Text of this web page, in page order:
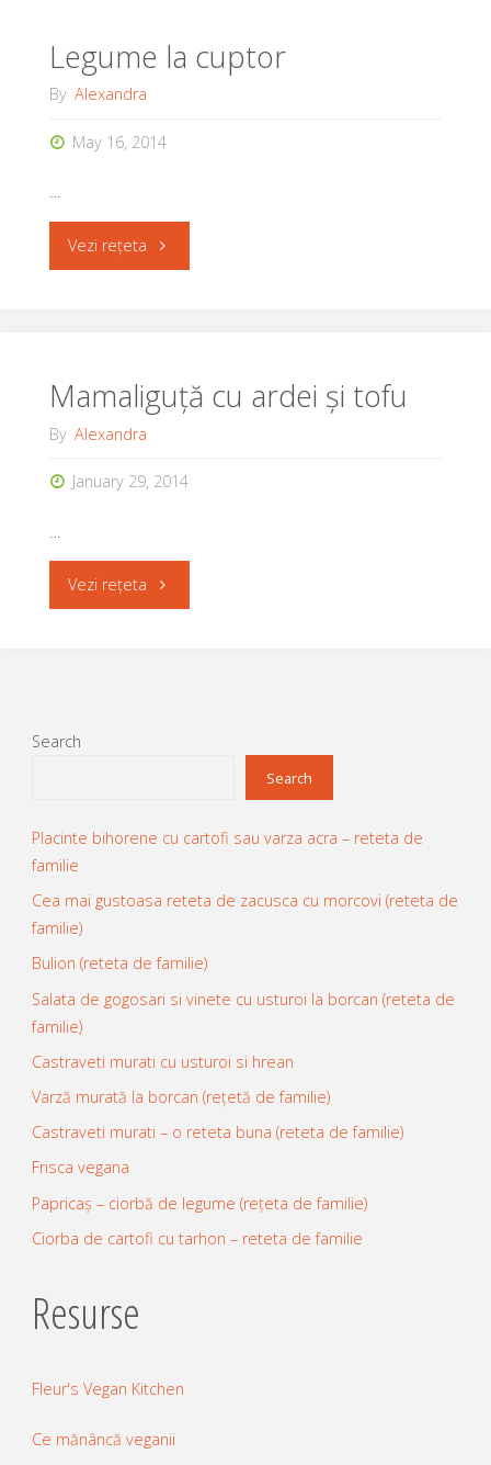
Stroganoff
ciuperci
Legume la cuptor
By Alexandra
May 16, 2014
…
Vezi rețeta "Legume
Mamaliguță cu ardei și tofu
By Alexandra
January 29, 2014
…
Vezi rețeta "Mamaliguță
Search
Search
Placinte bihorene cu cartofi sau varza acra – reteta de
familie
Cea mai gustoasa reteta de zacusca cu morcovi (reteta de
familie)
Bulion (reteta de familie)
Salata de gogosari si vinete cu usturoi la borcan (reteta de
familie)
Castraveti murati cu usturoi si hrean
Varză murată la borcan (rețetă de familie)
Castraveti murati – o reteta buna (reteta de familie)
Frisca vegana
Papricaș – ciorbă de legume (rețeta de familie)
Ciorba de cartofi cu tarhon – reteta de familie
Resurse
Fleur's Vegan Kitchen
Ce mănâncă veganii